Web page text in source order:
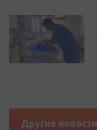
Другие новости